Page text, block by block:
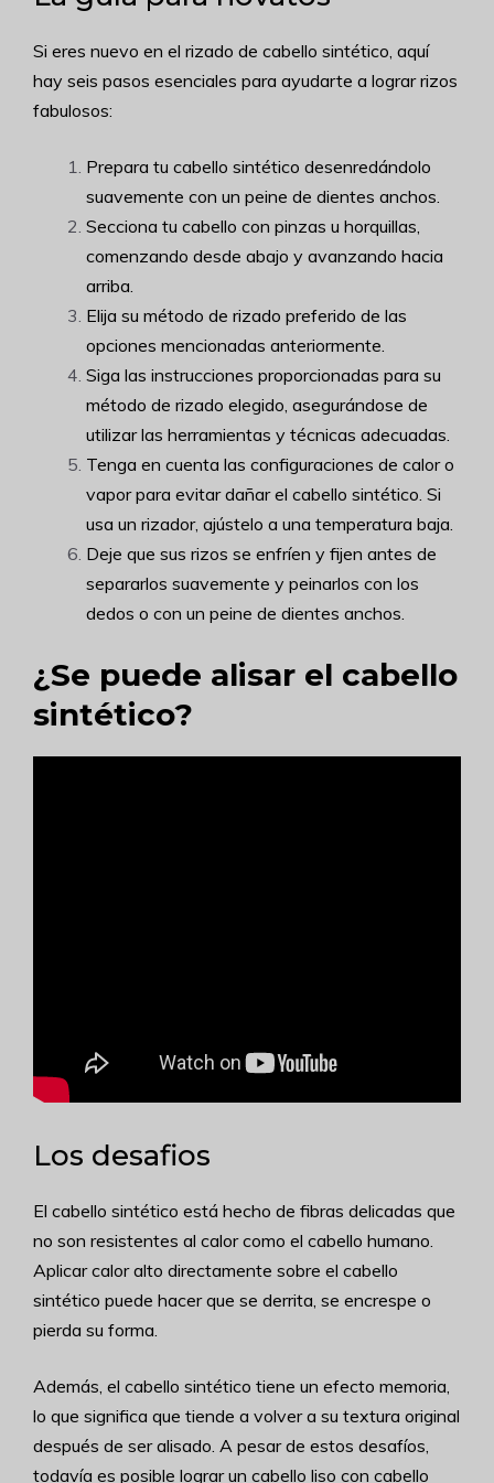
Si eres nuevo en el rizado de cabello sintético, aquí
hay seis pasos esenciales para ayudarte a lograr rizos
fabulosos:
Prepara tu cabello sintético desenredándolo
suavemente con un peine de dientes anchos.
Secciona tu cabello con pinzas u horquillas,
comenzando desde abajo y avanzando hacia
arriba.
Elija su método de rizado preferido de las
opciones mencionadas anteriormente.
Siga las instrucciones proporcionadas para su
método de rizado elegido, asegurándose de
utilizar las herramientas y técnicas adecuadas.
Tenga en cuenta las configuraciones de calor o
vapor para evitar dañar el cabello sintético. Si
usa un rizador, ajústelo a una temperatura baja.
Deje que sus rizos se enfríen y fijen antes de
separarlos suavemente y peinarlos con los
dedos o con un peine de dientes anchos.
¿Se puede alisar el cabello
sintético?
Los desafios
El cabello sintético está hecho de fibras delicadas que
no son resistentes al calor como el cabello humano.
Aplicar calor alto directamente sobre el cabello
sintético puede hacer que se derrita, se encrespe o
pierda su forma.
Además, el cabello sintético tiene un efecto memoria,
lo que significa que tiende a volver a su textura original
después de ser alisado. A pesar de estos desafíos,
todavía es posible lograr un cabello liso con cabello